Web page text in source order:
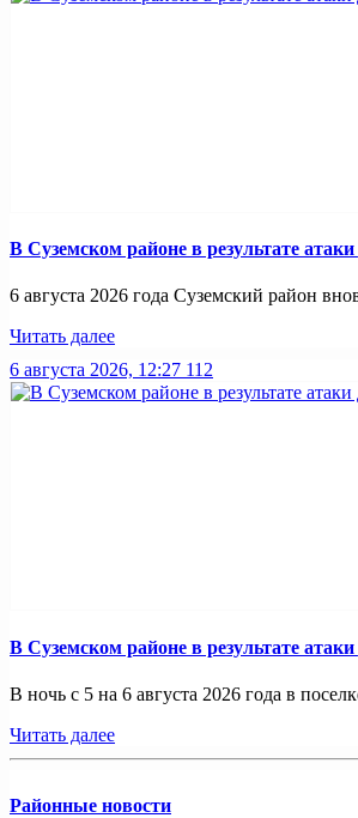
В Суземском районе в результате
6 августа 2026 года Суземский район
Читать далее
6 августа 2026, 12:27 112
В Суземском районе в результате
В ночь с 5 на 6 августа 2026 года в
Читать далее
Районные новости